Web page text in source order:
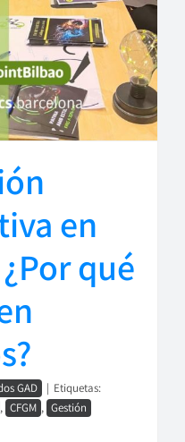
en
qué
GAD | Etiquetas:
, CFGM , Gestión